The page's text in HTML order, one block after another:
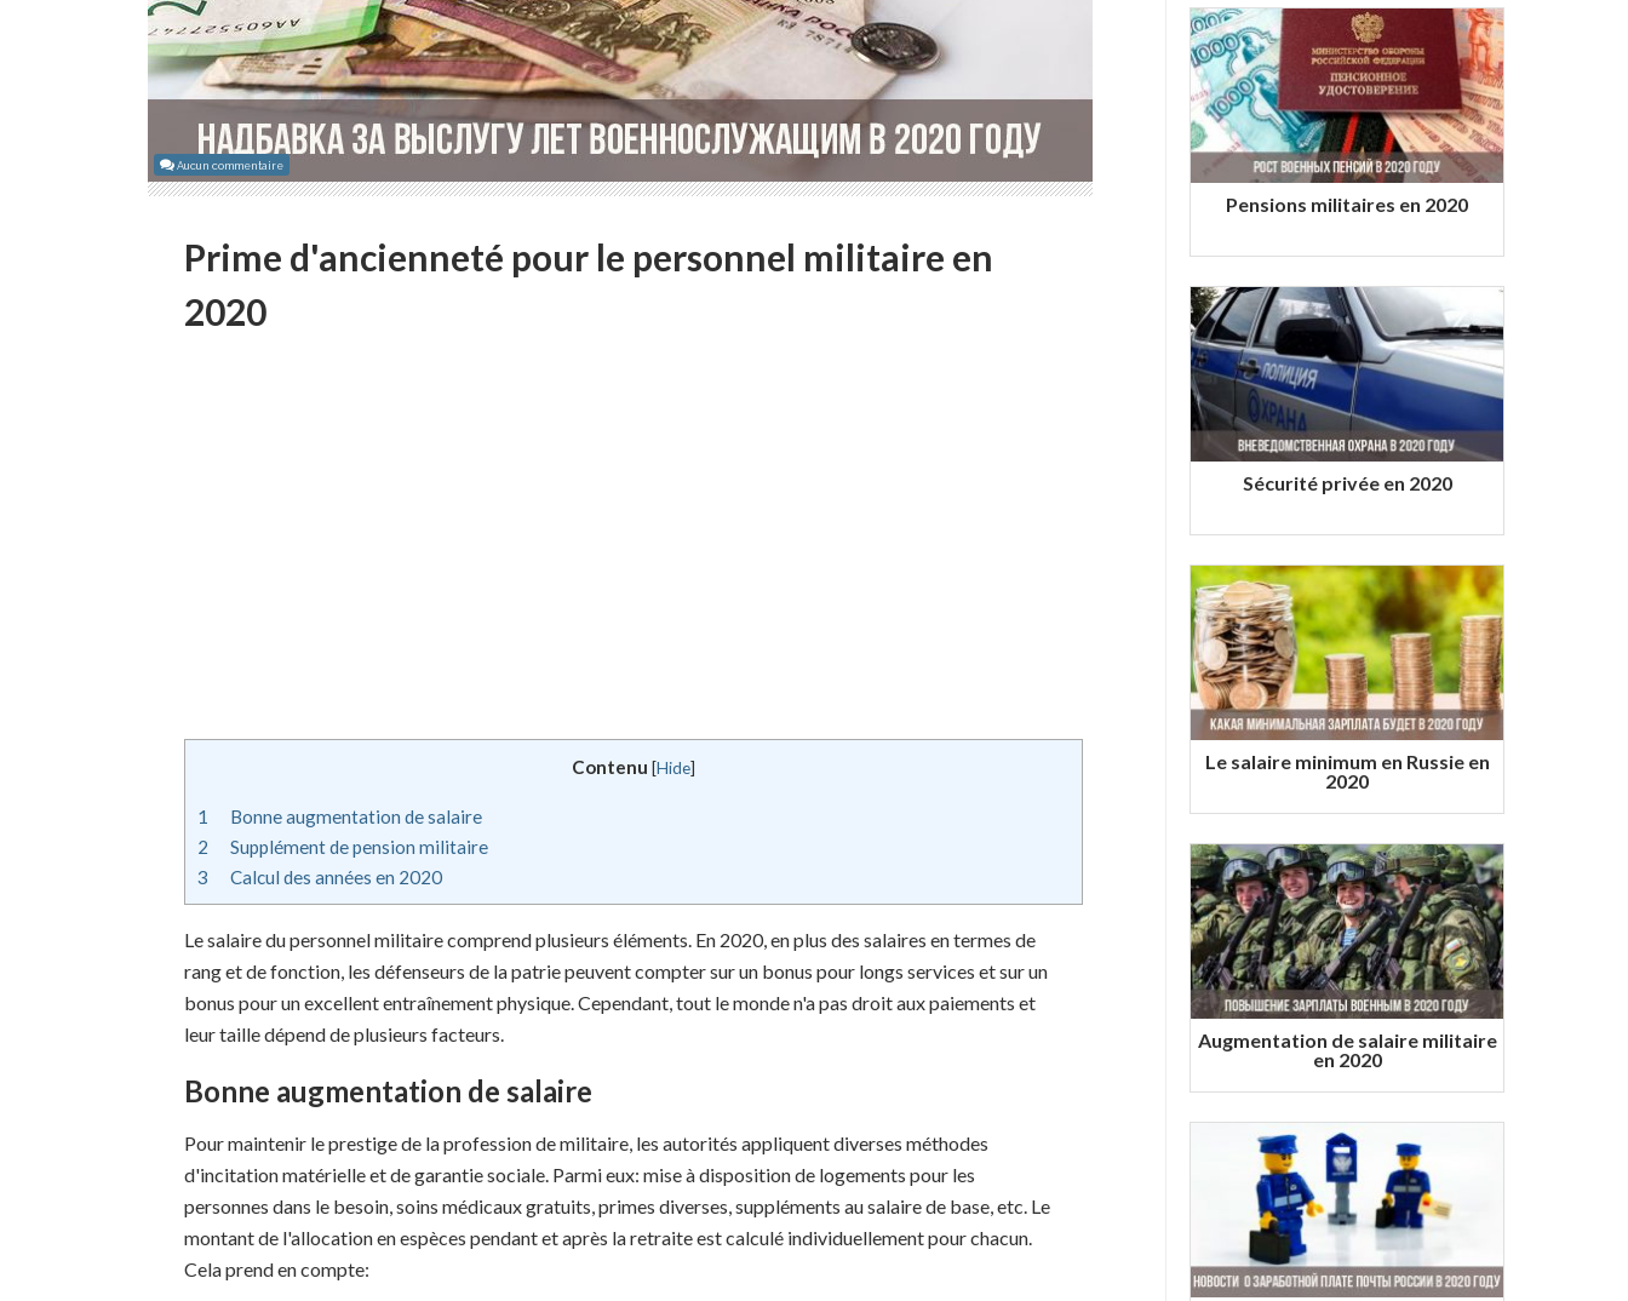
Aucun commentaire
Prime d'ancienneté pour le personnel militaire en
2020
Contenu [Hide]
1
Bonne augmentation de salaire
2
Supplément de pension militaire
3
Calcul des années en 2020
Le salaire du personnel militaire comprend plusieurs éléments. En 2020, en plus des salaires en termes de
rang et de fonction, les défenseurs de la patrie peuvent compter sur un bonus pour longs services et sur un
bonus pour un excellent entraînement physique. Cependant, tout le monde n'a pas droit aux paiements et
leur taille dépend de plusieurs facteurs.
Bonne augmentation de salaire
Pour maintenir le prestige de la profession de militaire, les autorités appliquent diverses méthodes
d'incitation matérielle et de garantie sociale. Parmi eux: mise à disposition de logements pour les
personnes dans le besoin, soins médicaux gratuits, primes diverses, suppléments au salaire de base, etc. Le
montant de l'allocation en espèces pendant et après la retraite est calculé individuellement pour chacun.
Cela prend en compte:
Pensions militaires en 2020
Sécurité privée en 2020
Le salaire minimum en Russie en
2020
Augmentation de salaire militaire
en 2020